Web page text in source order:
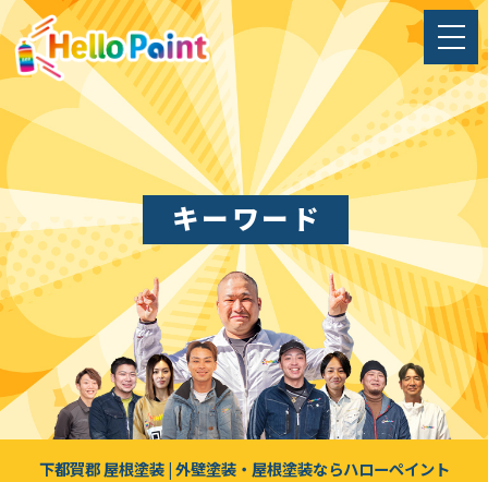
キーワード
下都賀郡 屋根塗装 | 外壁塗装・屋根塗装ならハローペイント